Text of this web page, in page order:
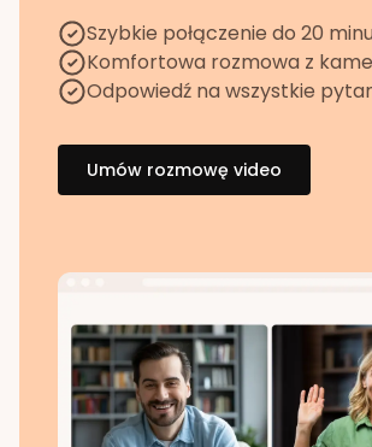
Szybkie połączenie do 20
Komfortowa rozmowa z
Odpowiedź na wszystkie
Umów rozmowę video